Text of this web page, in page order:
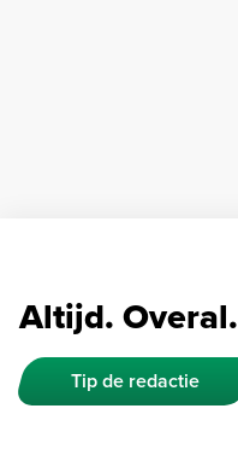
Altijd. Overal.
Tip de redactie